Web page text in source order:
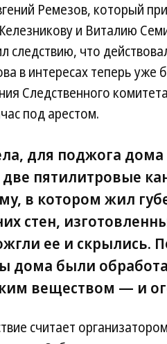
Ремезов, который
и Виталию
что
в интересах теперь уже
Следственного
под арестом.
для поджога дома
пятилитровые
в котором жил
стен,
ее и скрылись.
дома были
веществом — и
считает